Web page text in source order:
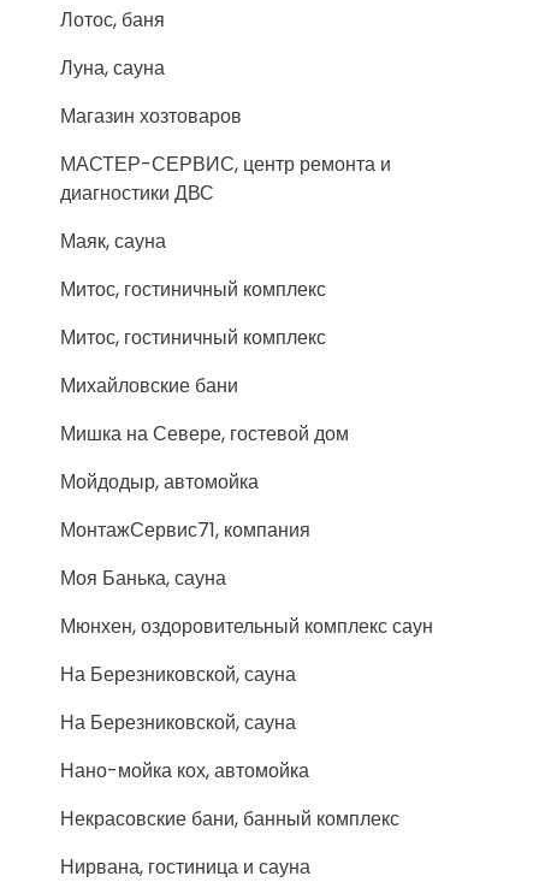
Лотос, баня
Луна, сауна
Магазин хозтоваров
МАСТЕР-СЕРВИС, центр ремонта и
диагностики ДВС
Маяк, сауна
Митос, гостиничный комплекс
Митос, гостиничный комплекс
Михайловские бани
Мишка на Севере, гостевой дом
Мойдодыр, автомойка
МонтажСервис71, компания
Моя Банька, сауна
Мюнхен, оздоровительный комплекс саун
На Березниковской, сауна
На Березниковской, сауна
Нано-мойка кох, автомойка
Некрасовские бани, банный комплекс
Нирвана, гостиница и сауна